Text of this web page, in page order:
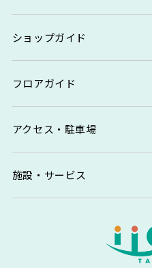
ショップガイド
フロアガイド
アクセス・駐車場
施設・サービス